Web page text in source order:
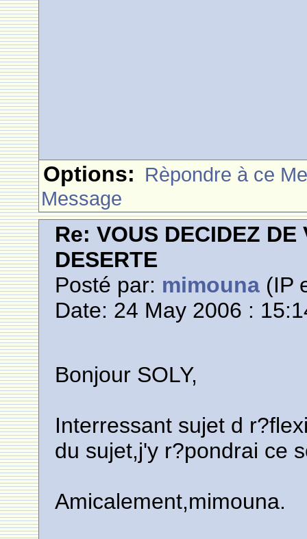
Options: Rèpondre à ce
Message
Re: VOUS DECIDEZ
DESERTE
Posté par: mimouna (IP
Date: 24 May 2006 :
Bonjour SOLY,
Interressant sujet d
du sujet,j'y r?pondrai ce
Amicalement,mimouna.